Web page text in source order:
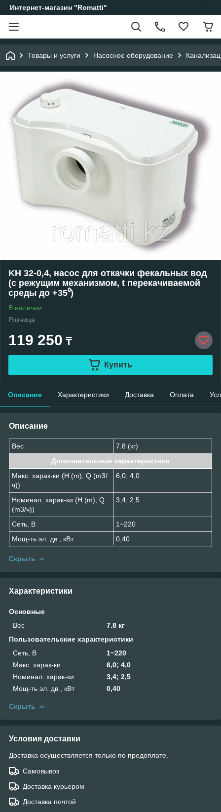
Интернет-магазин "Romatti"
Товары и услуги Насосное оборудование
KH 32-0,4, насос для откачки фекальных вод
(с режущим механизмом, t перекачиваемой
среды до +35⁰)
В наличии
Розница
119 250 ₸
Купить
Описание Характеристики Доставка Оплата
Описание
Вес
7.8 (кг)
Дополнительные характеристики
Макс. харак-ки (H (m); Q (m3/
ч))
6,0; 4,0
Номинал. харак-ки (H (m); Q
(m3/ч))
3,4; 2,5
Сеть, В
1~220
Мощ-ть эл. дв., кВт
0,40
Скрыть
Характеристики
Основные
Вес
7.8 кг
Пользовательские характеристики
Сеть, В
1~220
Макс. харак-ки
6,0; 4,0
Номинал. харак-ки
3,4; 2,5
Мощ-ть эл. дв., кВт
0,40
Скрыть
Условия доставки
Доставка осуществляется только по предоплате.
Самовывоз
Доставка курьером
Доставка почтой